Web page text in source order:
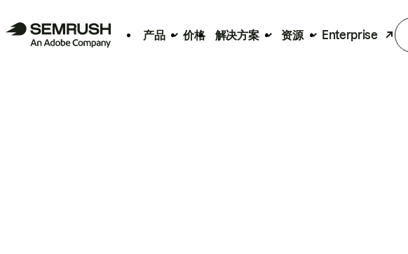
产品 价格 解决方案 资源 Enterprise